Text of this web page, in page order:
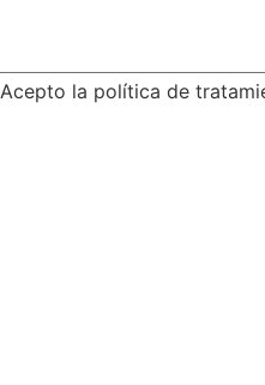
Acepto la política de